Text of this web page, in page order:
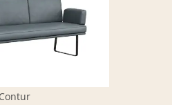
Contur